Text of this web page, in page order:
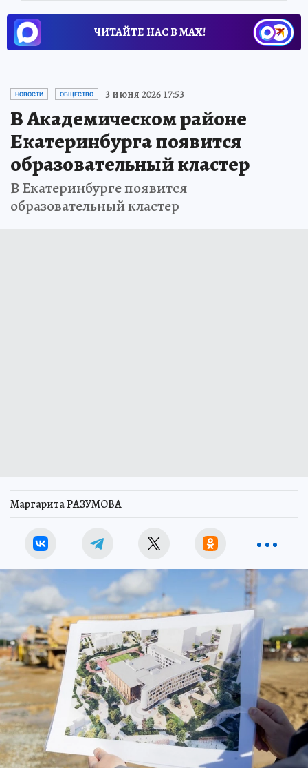
ЧИТАЙТЕ НАС В МАХ!
НОВОСТИ ОБЩЕСТВО 3 июня 2026 17:53
В Академическом районе
Екатеринбурга появится
образовательный кластер
В Екатеринбурге появится
образовательный кластер
Маргарита РАЗУМОВА